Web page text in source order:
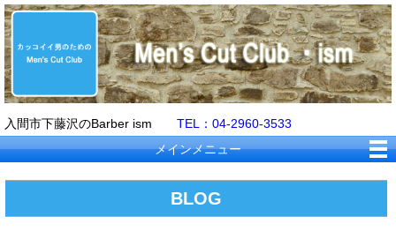
入間市下藤沢のBarber ism TEL：04-2960-3533
メインメニュー
BLOG